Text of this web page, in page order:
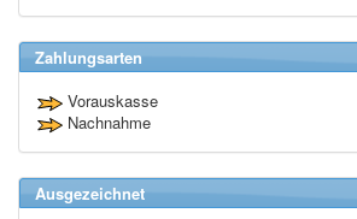
Zahlungsarten
Vorauskasse
Nachnahme
Ausgezeichnet